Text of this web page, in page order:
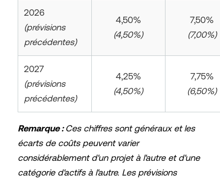
2026
(prévisions
précédentes)
4,50%
(4,50%)
7,50%
(7,00%)
2027
(prévisions
précédentes)
4,25%
(4,50%)
7,75%
(6,50%)
Remarque :Ces chiffres sont généraux et les
écarts de coûts peuvent varier
considérablement d'un projet à l'autre et d'une
catégorie d'actifs à l'autre. Les prévisions